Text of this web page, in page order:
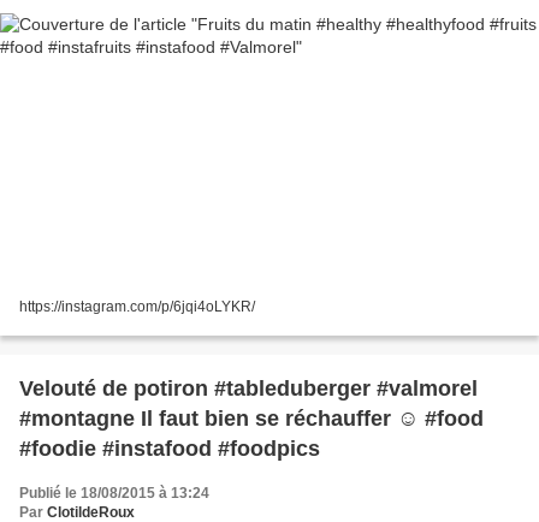
https://instagram.com/p/6jqi4oLYKR/
Velouté de potiron #tableduberger #valmorel
#montagne Il faut bien se réchauffer ☺️ #food
#foodie #instafood #foodpics
Publié le 18/08/2015 à 13:24
Par ClotildeRoux